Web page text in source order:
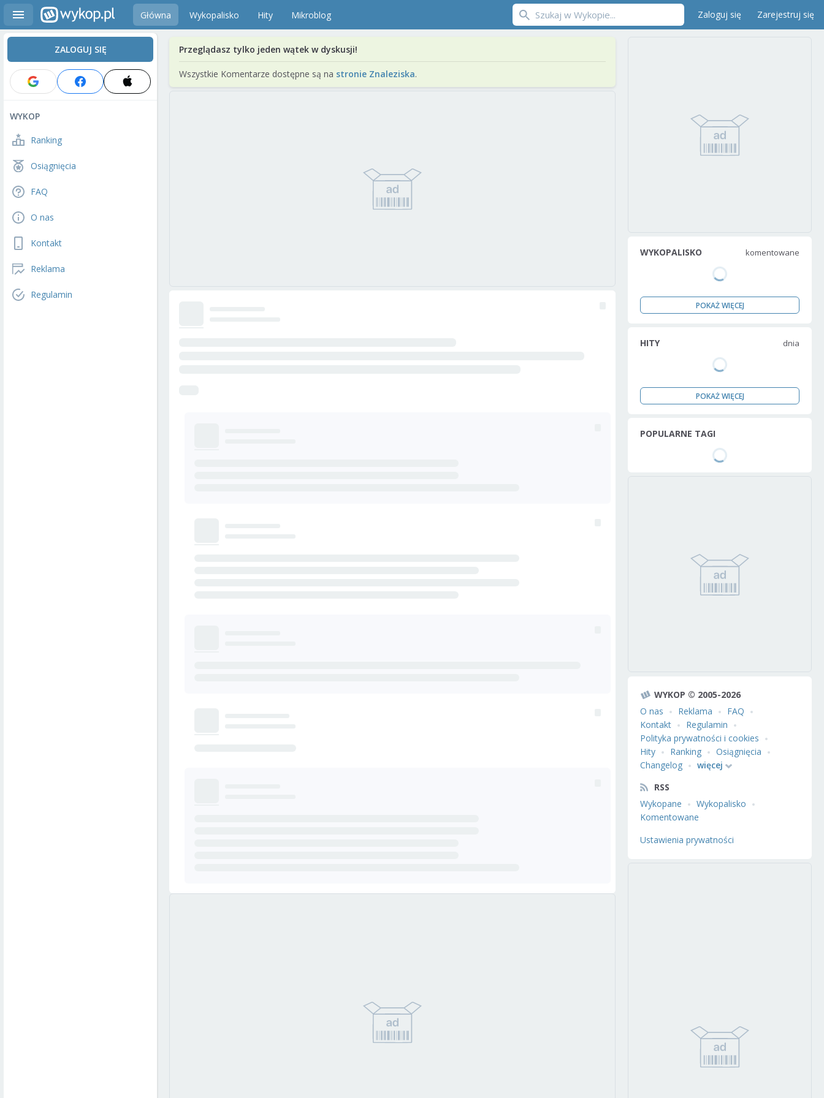
Główna Wykopalisko Hity Mikroblog Zaloguj się Zarejestruj się
ZALOGUJ SIĘ
WYKOP
Ranking
Osiągnięcia
FAQ
O nas
Kontakt
Reklama
Regulamin
Przeglądasz tylko jeden wątek w dyskusji!
Wszystkie Komentarze dostępne są na stronie Znaleziska.
WYKOPALISKO komentowane
POKAŻ WIĘCEJ
HITY dnia
POKAŻ WIĘCEJ
POPULARNE TAGI
WYKOP © 2005-2026
O nas
Reklama
FAQ
Kontakt
Regulamin
Polityka prywatności i cookies
Hity
Ranking
Osiągnięcia
Changelog
więcej
RSS
Wykopane
Wykopalisko
Komentowane
Ustawienia prywatności